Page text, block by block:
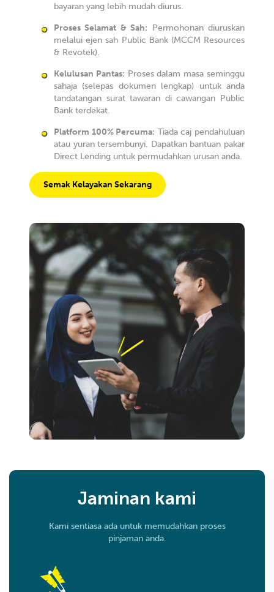
bayaran yang lebih mudah diurus.
Proses Selamat & Sah: Permohonan diuruskan
melalui ejen sah Public Bank (MCCM Resources
& Revotek).
Kelulusan Pantas: Proses dalam masa seminggu
sahaja (selepas dokumen lengkap) untuk anda
tandatangan surat tawaran di cawangan Public
Bank terdekat.
Platform 100% Percuma: Tiada caj pendahuluan
atau yuran tersembunyi. Dapatkan bantuan pakar
Direct Lending untuk permudahkan urusan anda.
Semak Kelayakan Sekarang
Jaminan kami
Kami sentiasa ada untuk memudahkan proses
pinjaman anda.